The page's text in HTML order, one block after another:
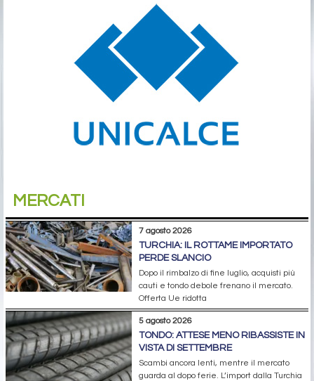
MERCATI
7 agosto 2026
TURCHIA: IL ROTTAME IMPORTATO
PERDE SLANCIO
Dopo il rimbalzo di fine luglio, acquisti più
cauti e tondo debole frenano il mercato.
Offerta Ue ridotta
5 agosto 2026
TONDO: ATTESE MENO RIBASSISTE IN
VISTA DI SETTEMBRE
Scambi ancora lenti, mentre il mercato
guarda al dopo ferie. L’import dalla Turchia